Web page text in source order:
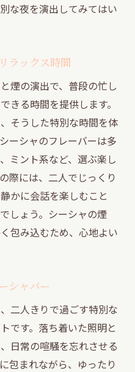
な夜を演出してみてはい
ラックス時間
煙の演出で、普段の忙し
きる時間を提供します。
そうした特別な時間を体
ーシャのフレーバーは多
ミント系など、選ぶ楽し
際には、二人でじっくり
かに会話を楽しむこと
しょう。シーシャの煙
包み込むため、心地よい
シャバー
二人きりで過ごす特別な
です。落ち着いた照明と
日常の喧騒を忘れさせる
包まれながら、ゆったり